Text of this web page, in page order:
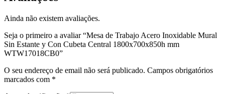
Ainda não existem avaliações.
Seja o primeiro a avaliar “Mesa de Trabajo Acero Inoxidable Mural
Sin Estante y Con Cubeta Central 1800x700x850h mm
WTW17018CB0”
O seu endereço de email não será publicado. Campos obrigatórios
marcados com *